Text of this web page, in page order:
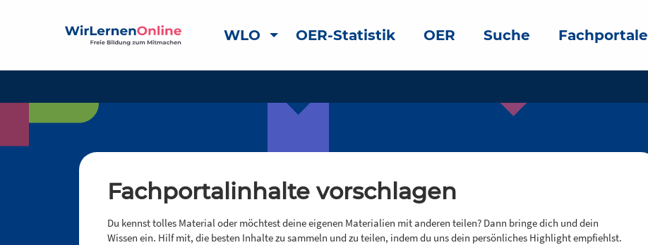
WLO OER-Statistik OER Suche Fachportale
Fachportalinhalte vorschlagen
Du kennst tolles Material oder möchtest deine eigenen Materialien mit anderen teilen? Dann bringe dich und dein
Wissen ein. Hilf mit, die besten Inhalte zu sammeln und zu teilen, indem du uns dein persönliches Highlight empfiehlst.